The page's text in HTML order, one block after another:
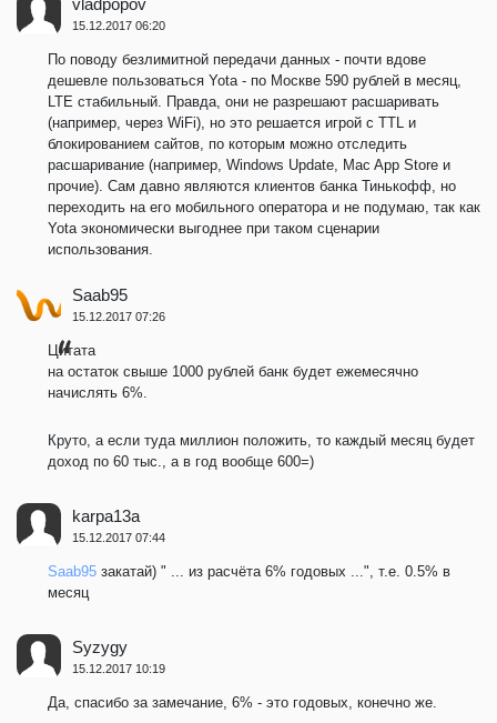
15.12.2017 06:20
По поводу безлимитной передачи данных - почти вдове
дешевле пользоваться Yota - по Москве 590 рублей в месяц,
LTE стабильный. Правда, они не разрешают расшаривать
(например, через WiFi), но это решается игрой с TTL и
блокированием сайтов, по которым можно отследить
расшаривание (например, Windows Update, Mac App Store и
прочие). Сам давно являются клиентов банка Тинькофф, но
переходить на его мобильного оператора и не подумаю, так как
Yota экономически выгоднее при таком сценарии
использования.
Saab95
15.12.2017 07:26
Цитата
на остаток свыше 1000 рублей банк будет ежемесячно
начислять 6%.
Круто, а если туда миллион положить, то каждый месяц будет
доход по 60 тыс., а в год вообще 600=)
karpa13a
15.12.2017 07:44
Saab95 закатай) " ... из расчёта 6% годовых ...", т.е. 0.5% в
месяц
Syzygy
15.12.2017 10:19
Да, спасибо за замечание, 6% - это годовых, конечно же.